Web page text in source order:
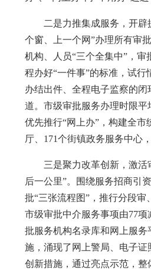
二是力推集成服务，开辟提
个窗、上一个网”办理所有审
机构、人员“三个全集中”，
程办好“一件事”的标准，试
办结出件、全程电子监察的
道。市级审批服务办理时限
优先推行“网上办”，构建全
厅、171个街镇政务服务中心
三是聚力改革创新，激活审
后一公里”。围绕服务招商引
批“三张流程图”，推行分段
市级审批中介服务事项由77
批服务机构名录库和网上服
施，涌现了网上警局、电子
创新措施，通过亮点示范，整